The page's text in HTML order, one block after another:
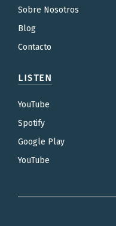
Sobre Nosotros
Blog
Contacto
LISTEN
YouTube
Spotify
Google Play
YouTube